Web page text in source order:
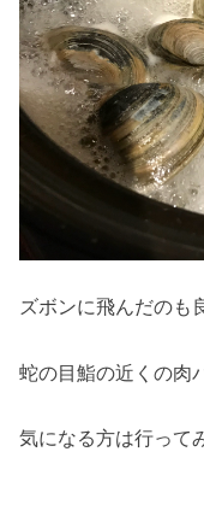
ズボンに飛んだのも
蛇の目鮨の近くの肉
気になる方は行って